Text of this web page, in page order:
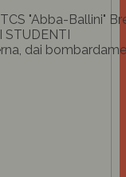
"Abba-Ballini"
STUDENTI
dai